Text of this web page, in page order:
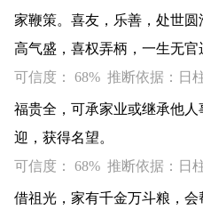
家鞭策。喜友，乐善，处世
高气盛，喜权弄柄，一生无官
可信度： 68% 推断依据：日
福贵全，可承家业或继承他
迎，获得名望。
可信度： 68% 推断依据：日
借祖光，家有千金万斗粮，